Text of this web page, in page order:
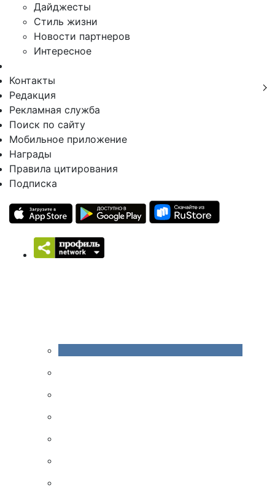
Дайджесты
Стиль жизни
Новости партнеров
Интересное
Контакты
Редакция
Рекламная служба
Поиск по сайту
Мобильное приложение
Награды
Правила цитирования
Подписка